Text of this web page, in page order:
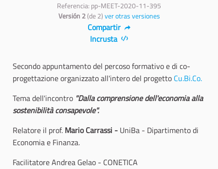
Referencia: pp-MEET-2020-11-395
Versión 2(de 2)ver otras versiones
Compartir
Incrusta
Secondo appuntamento del percoso formativo e di co-
progettazione organizzato all'intero del progetto Cu.Bi.Co.
Tema dell'incontro "Dalla comprensione dell'economia alla
sostenibilità consapevole".
Relatore il prof. Mario Carrassi - UniBa - Dipartimento di
Economia e Finanza.
Facilitatore Andrea Gelao - CONETICA